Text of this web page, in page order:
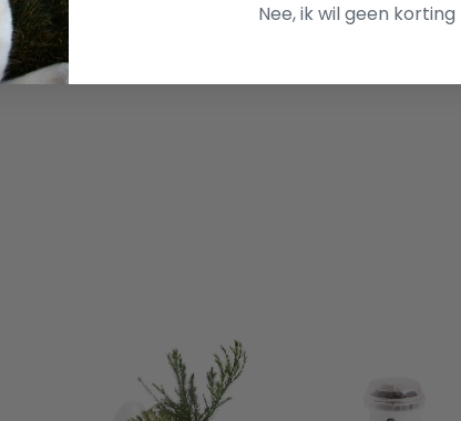
Nee, ik wil geen korting